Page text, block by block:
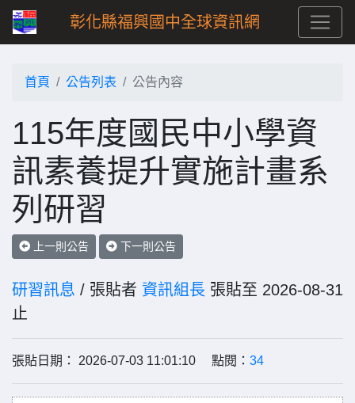
彰化縣福興國中全球資訊網
首頁 公告列表 公告內容
115年度國民中小學資
訊素養提升實施計畫系
列研習
上一則公告 下一則公告
研習訊息 / 張貼者 資訊組長 張貼至 2026-08-31
止
張貼日期： 2026-07-03 11:01:10 點閱： 34